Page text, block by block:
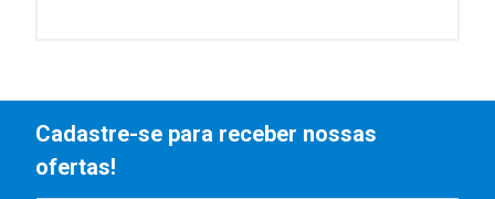
Cadastre-se para receber nossas
ofertas!